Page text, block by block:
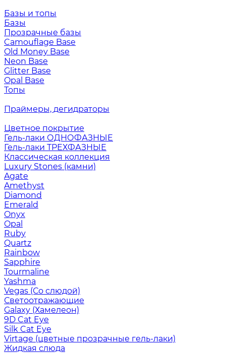
Базы и топы
Базы
Прозрачные базы
Camouflage Base
Old Money Base
Neon Base
Glitter Base
Opal Base
Топы
Праймеры, дегидраторы
Цветное покрытие
Гель-лаки ОДНОФАЗНЫЕ
Гель-лаки ТРЕХФАЗНЫЕ
Классическая коллекция
Luxury Stones (камни)
Agate
Amethyst
Diamond
Emerald
Onyx
Opal
Ruby
Quartz
Rainbow
Sapphire
Tourmaline
Yashma
Vegas (Со слюдой)
Светоотражающие
Galaxy (Хамелеон)
9D Cat Eye
Silk Cat Eye
Virtage (цветные прозрачные гель-лаки)
Жидкая слюда